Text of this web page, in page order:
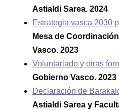
Astialdi Sarea. 2024
Estrategia vasca 2030
Mesa de
Vasco. 2023
Voluntariado y otras
Gobierno Vasco. 2023
Declaración de
Astialdi Sarea y